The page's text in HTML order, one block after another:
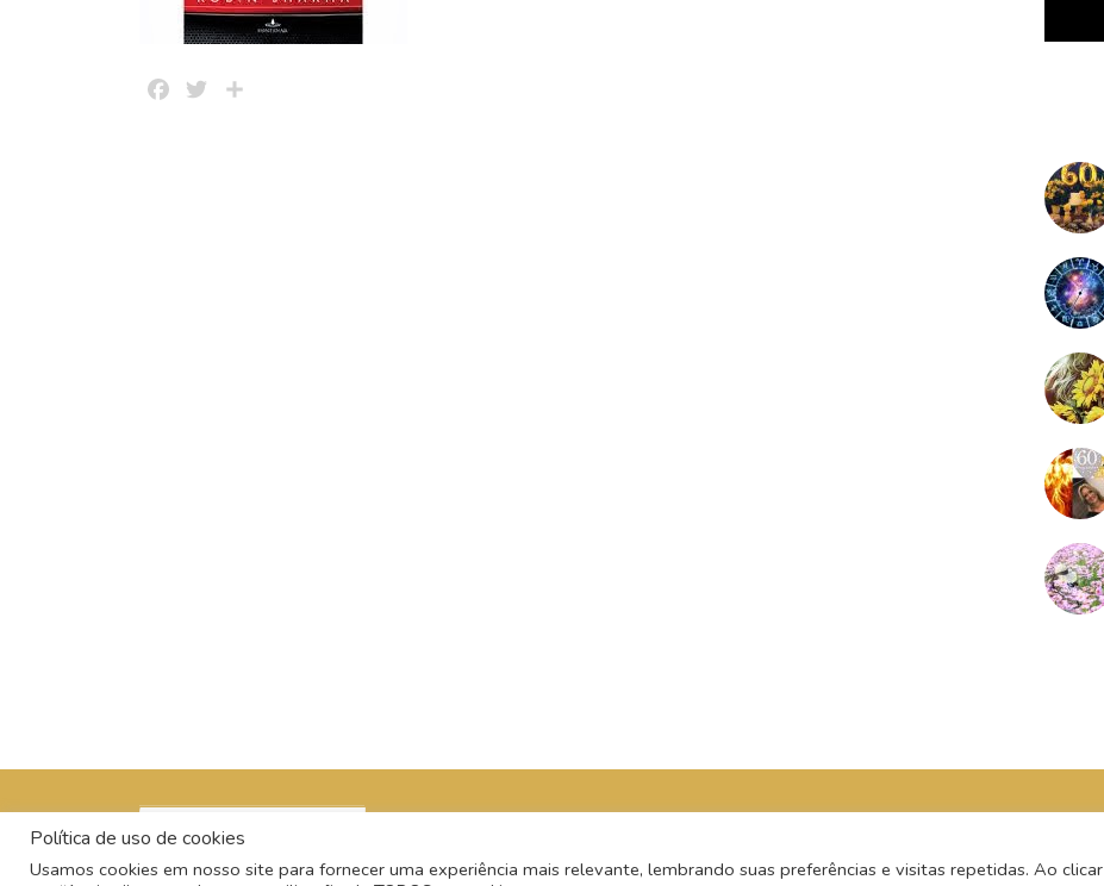
FacebookTwitter
Política de uso de cookies
Usamos cookies em nosso site para fornecer uma experiência mais relevante, lembrando suas preferências e visitas repetidas. Ao clicar